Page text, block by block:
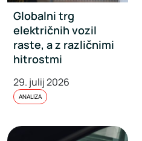
Globalni trg
električnih vozil
raste, a z različnimi
hitrostmi
29. julij 2026
ANALIZA